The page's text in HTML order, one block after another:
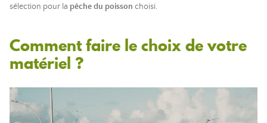
sélection pour la pêche du poisson choisi.
Comment faire le choix de votre
matériel ?